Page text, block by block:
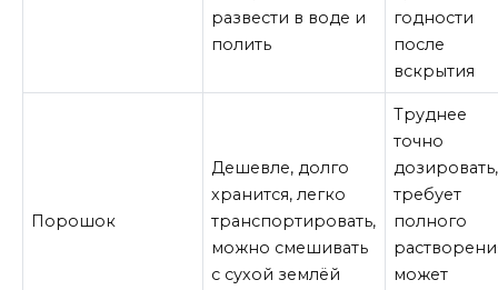
развести в воде и
полить
годности
после
вскрытия
Порошок
Дешевле, долго
хранится, легко
транспортировать,
можно смешивать
с сухой землёй
Труднее
точно
дозировать,
требует
полного
может